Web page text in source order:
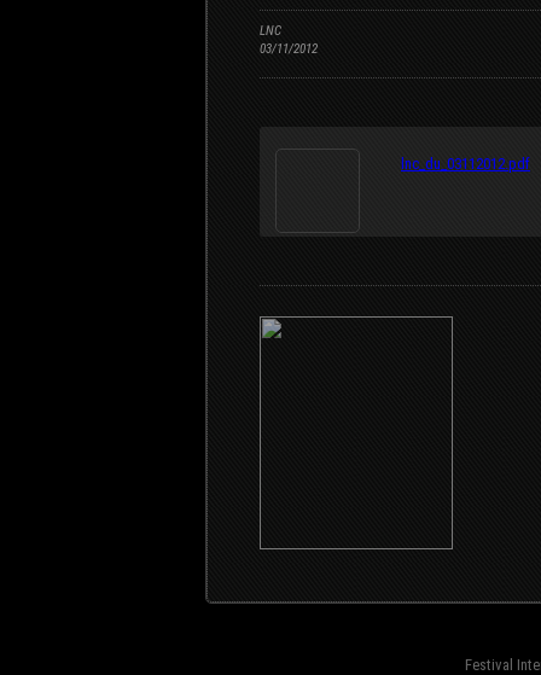
LNC
03/11/2012
lnc_du_03112012.pdf
Festival